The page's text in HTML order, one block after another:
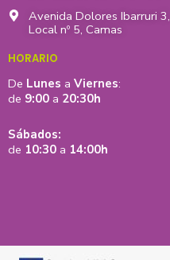
Avenida Dolores Ibarruri 3,
Local nº 5, Camas
HORARIO
De Lunes a Viernes:
de 9:00 a 20:30h
Sábados:
de 10:30 a 14:00h